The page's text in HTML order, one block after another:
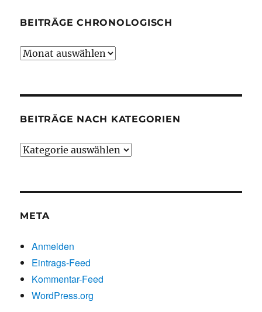
BEITRÄGE CHRONOLOGISCH
Beiträge
BEITRÄGE NACH KATEGORIEN
Beiträge
META
Anmelden
Eintrags-Feed
Kommentar-Feed
WordPress.org